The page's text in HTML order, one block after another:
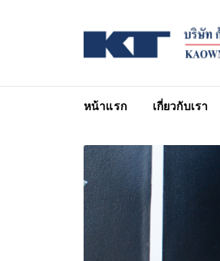
Kaowna
หน้าแรก เกี่ยวกับเรา